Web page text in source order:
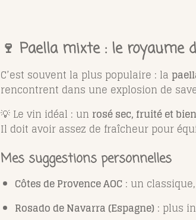
🍷 Paella mixte : le royaume
C’est souvent la plus populaire : la
rencontrent dans une explosion de
💡 Le vin idéal : un rosé sec, fruité et
Il doit avoir assez de fraîcheur pour
Mes suggestions personnelles
Côtes de Provence AOC : un
Rosado de Navarra (Espagne) : plus